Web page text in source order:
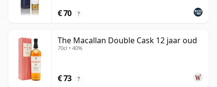
€ 70 ?
The Macallan Double Cask 12 jaar oud
70cl • 40%
€ 73 ?